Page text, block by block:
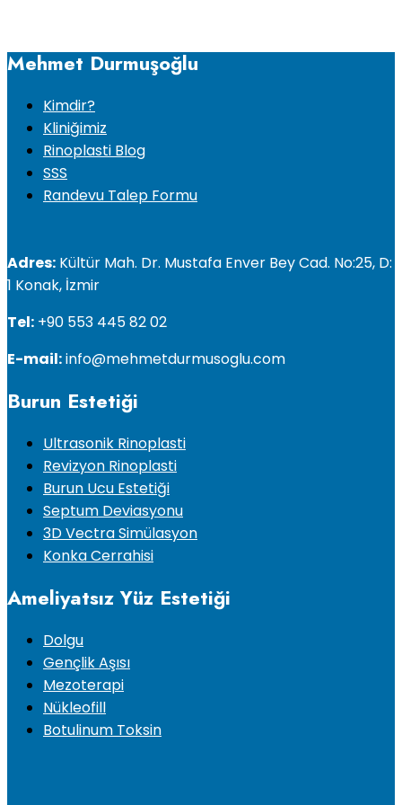
Mehmet Durmuşoğlu
Kimdir?
Kliniğimiz
Rinoplasti Blog
SSS
Randevu Talep Formu
Adres: Kültür Mah. Dr. Mustafa Enver Bey Cad. No:25, D:
1 Konak, İzmir
Tel: +90 553 445 82 02
E-mail:info@mehmetdurmusoglu.com
Burun Estetiği
Ultrasonik Rinoplasti
Revizyon Rinoplasti
Burun Ucu Estetiği
Septum Deviasyonu
3D Vectra Simülasyon
Konka Cerrahisi
Ameliyatsız Yüz Estetiği
Dolgu
Gençlik Aşısı
Mezoterapi
Nükleofill
Botulinum Toksin